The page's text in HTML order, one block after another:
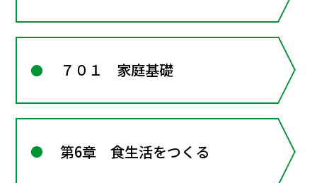
７０１ 家庭基礎
第6章 食生活をつくる